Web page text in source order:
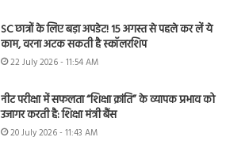
SC छात्रों के लिए बड़ा अपडेट! 15 अगस्त से पहले कर लें ये
काम, वरना अटक सकती है स्कॉलरशिप
22 July 2026 - 11:54 AM
नीट परीक्षा में सफलता “शिक्षा क्रांति” के व्यापक प्रभाव को
उजागर करती है: शिक्षा मंत्री बैंस
20 July 2026 - 11:43 AM